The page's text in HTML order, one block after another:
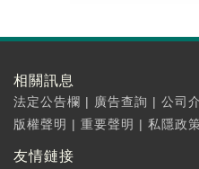
相關訊息
法定公告欄 | 廣告查詢 | 公司
版權聲明 | 重要聲明 | 私隱政
友情鏈接